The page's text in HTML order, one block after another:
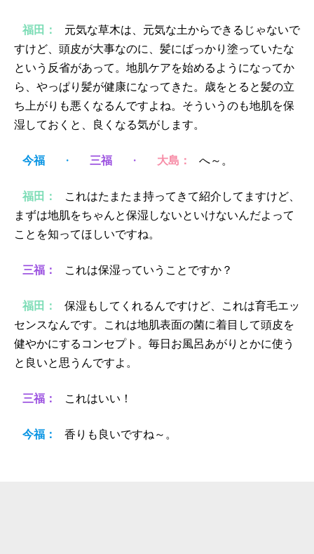
福田：
元気な草木は、元気な土からできるじゃないで
すけど、頭皮が大事なのに、髪にばっかり塗っていたな
という反省があって。地肌ケアを始めるようになってか
ら、やっぱり髪が健康になってきた。歳をとると髪の立
ち上がりも悪くなるんですよね。そういうのも地肌を保
湿しておくと、良くなる気がします。
今福 ・ 三福 ・ 大島： へ～。
福田：
これはたまたま持ってきて紹介してますけど、
まずは地肌をちゃんと保湿しないといけないんだよって
ことを知ってほしいですね。
三福： これは保湿っていうことですか？
福田：
保湿もしてくれるんですけど、これは育毛エッ
センスなんです。これは地肌表面の菌に着目して頭皮を
健やかにするコンセプト。毎日お風呂あがりとかに使う
と良いと思うんですよ。
三福： これはいい！
今福： 香りも良いですね～。